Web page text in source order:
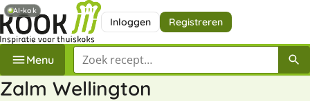
Inloggen Registreren
Menu Zoek een recept
Zalm Wellington
AI-kok